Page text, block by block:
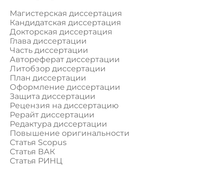
Магистерская диссертация
Кандидатская диссертация
Докторская диссертация
Глава диссертации
Часть диссертации
Автореферат диссертации
Литобзор диссертации
План диссертации
Оформление диссертации
Защита диссертации
Рецензия на диссертацию
Рерайт диссертации
Редактура диссертации
Повышение оригинальности
Статья Scopus
Статья ВАК
Статья РИНЦ